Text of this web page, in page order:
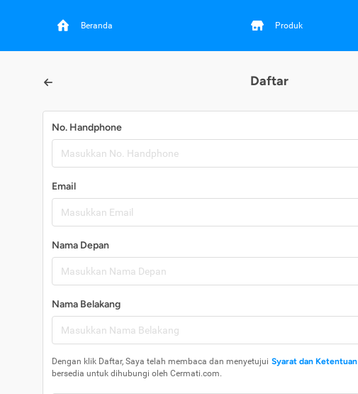
Beranda Produk
Daftar
No. Handphone
Email
Nama Depan
Nama Belakang
Dengan klik Daftar, Saya telah membaca dan menyetujui Syarat dan Ketentuan
bersedia untuk dihubungi oleh Cermati.com.